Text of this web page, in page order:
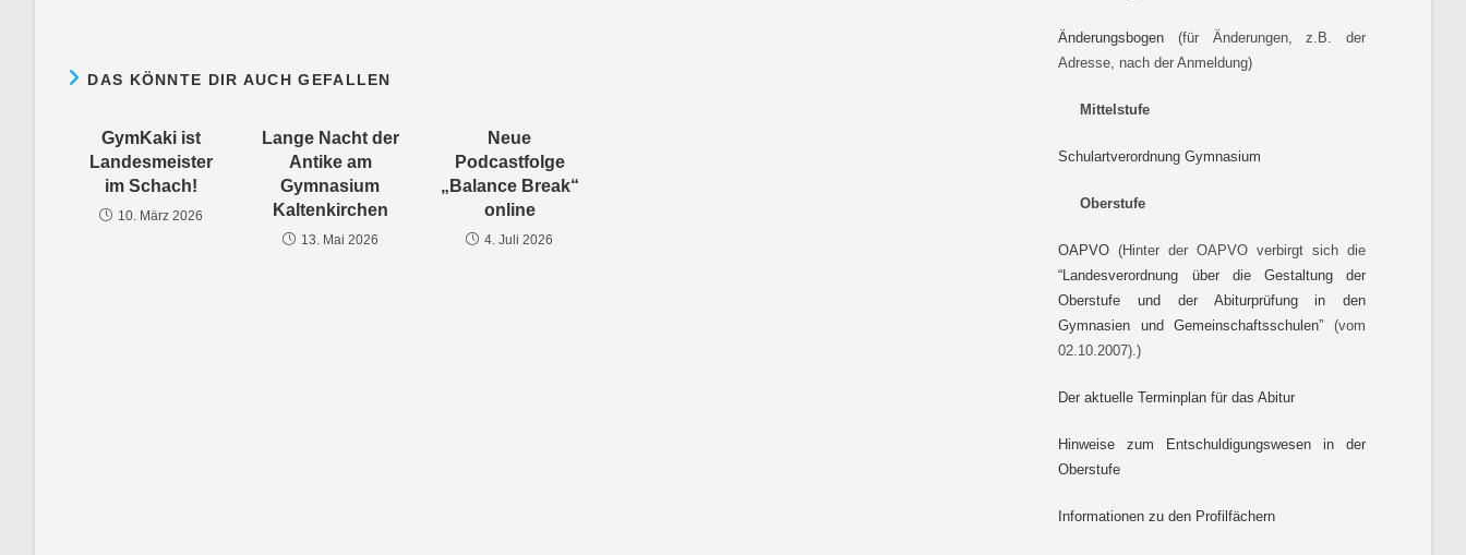
DAS KÖNNTE DIR AUCH GEFALLEN
GymKaki ist
Landesmeister
im Schach!
10. März 2026
Lange Nacht der
Antike am
Gymnasium
Kaltenkirchen
13. Mai 2026
Neue
Podcastfolge
„Balance Break“
online
4. Juli 2026
Änderungsbogen (für Änderungen, z.B. der
Adresse, nach der Anmeldung)
Mittelstufe
Schulartverordnung Gymnasium
Oberstufe
OAPVO (Hinter der OAPVO verbirgt sich die
“Landesverordnung über die Gestaltung der
Oberstufe und der Abiturprüfung in den
Gymnasien und Gemeinschaftsschulen” (vom
02.10.2007).)
Der aktuelle Terminplan für das Abitur
Hinweise zum Entschuldigungswesen in der
Oberstufe
Informationen zu den Profilfächern